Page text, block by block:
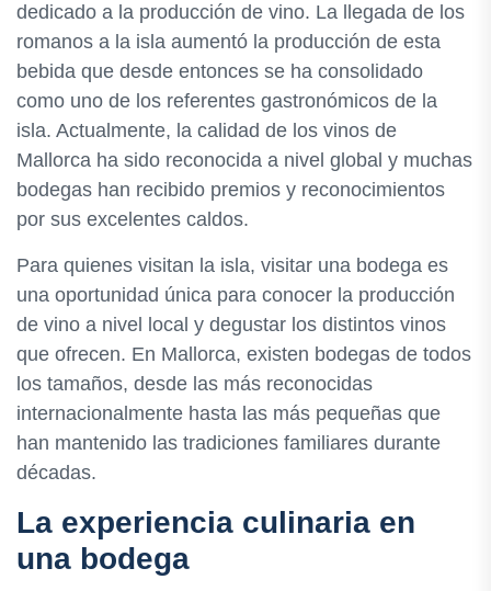
dedicado a la producción de vino. La llegada de los
romanos a la isla aumentó la producción de esta
bebida que desde entonces se ha consolidado
como uno de los referentes gastronómicos de la
isla. Actualmente, la calidad de los vinos de
Mallorca ha sido reconocida a nivel global y muchas
bodegas han recibido premios y reconocimientos
por sus excelentes caldos.
Para quienes visitan la isla, visitar una bodega es
una oportunidad única para conocer la producción
de vino a nivel local y degustar los distintos vinos
que ofrecen. En Mallorca, existen bodegas de todos
los tamaños, desde las más reconocidas
internacionalmente hasta las más pequeñas que
han mantenido las tradiciones familiares durante
décadas.
La experiencia culinaria en
una bodega